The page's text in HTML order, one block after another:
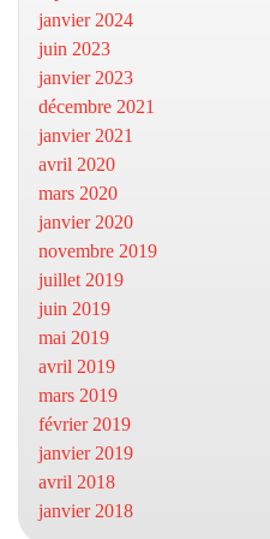
janvier 2024
juin 2023
janvier 2023
décembre 2021
janvier 2021
avril 2020
mars 2020
janvier 2020
novembre 2019
juillet 2019
juin 2019
mai 2019
avril 2019
mars 2019
février 2019
janvier 2019
avril 2018
janvier 2018